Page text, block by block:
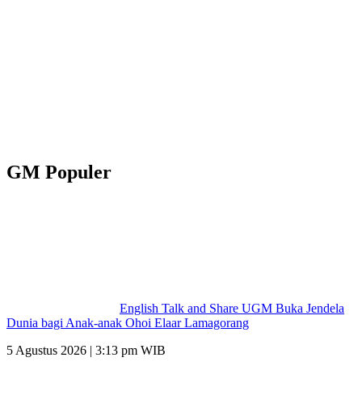
GM Populer
English Talk and Share UGM Buka Jendela
Dunia bagi Anak-anak Ohoi Elaar Lamagorang
5 Agustus 2026 | 3:13 pm WIB